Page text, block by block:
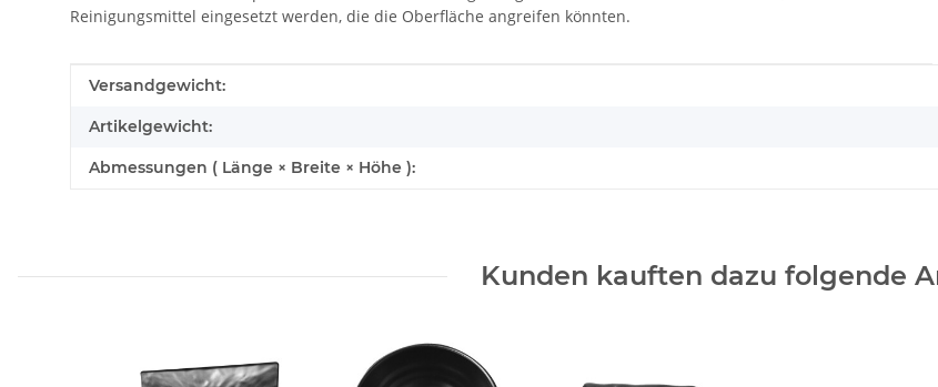
Reinigungsmittel eingesetzt werden, die die Oberfläche angreifen könnten.
Produkteigenschaft
Wert
Versandgewicht:
Artikelgewicht:
Abmessungen ( Länge × Breite × Höhe ):
Kunden kauften dazu folgende